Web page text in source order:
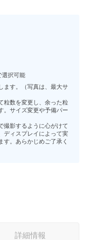
選択可能
ます。（写真は、最大サ
粒数を変更し、余った粒
。サイズ変更や予備パー
撮影するように心がけて
ディスプレイによって実
す。あらかじめご了承く
詳細情報